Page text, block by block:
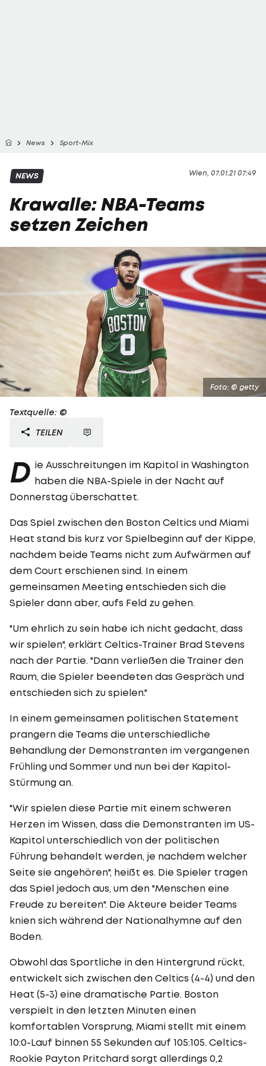
News Sport-Mix
Wien, 07.01.21 07:49
NEWS
Krawalle: NBA-Teams
setzen Zeichen
Foto: © getty
Textquelle: ©
TEILEN
D ie Ausschreitungen im Kapitol in Washington
haben die NBA-Spiele in der Nacht auf
Donnerstag überschattet.
Das Spiel zwischen den Boston Celtics und Miami
Heat stand bis kurz vor Spielbeginn auf der Kippe,
nachdem beide Teams nicht zum Aufwärmen auf
dem Court erschienen sind. In einem
gemeinsamen Meeting entschieden sich die
Spieler dann aber, aufs Feld zu gehen.
"Um ehrlich zu sein habe ich nicht gedacht, dass
wir spielen", erklärt Celtics-Trainer Brad Stevens
nach der Partie. "Dann verließen die Trainer den
Raum, die Spieler beendeten das Gespräch und
entschieden sich zu spielen."
In einem gemeinsamen politischen Statement
prangern die Teams die unterschiedliche
Behandlung der Demonstranten im vergangenen
Frühling und Sommer und nun bei der Kapitol-
Stürmung an.
"Wir spielen diese Partie mit einem schweren
Herzen im Wissen, dass die Demonstranten im US-
Kapitol unterschiedlich von der politischen
Führung behandelt werden, je nachdem welcher
Seite sie angehören", heißt es. Die Spieler tragen
das Spiel jedoch aus, um den "Menschen eine
Freude zu bereiten". Die Akteure beider Teams
knien sich während der Nationalhymne auf den
Boden.
Obwohl das Sportliche in den Hintergrund rückt,
entwickelt sich zwischen den Celtics (4-4) und den
Heat (5-3) eine dramatische Partie. Boston
verspielt in den letzten Minuten einen
komfortablen Vorsprung, Miami stellt mit einem
10:0-Lauf binnen 55 Sekunden auf 105:105. Celtics-
Rookie Payton Pritchard sorgt allerdings 0,2